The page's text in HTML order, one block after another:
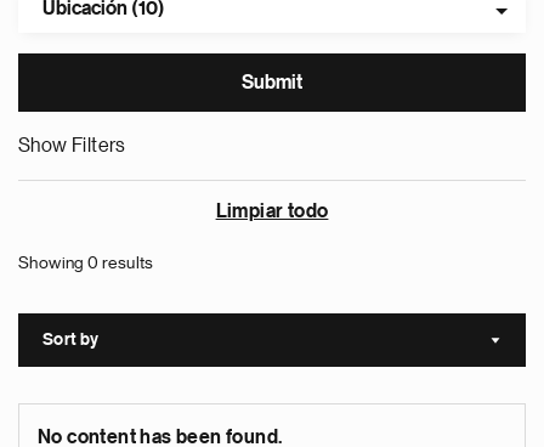
Ubicación (10)
Show Filters
Limpiar todo
Showing 0 results
Sort by Sort
No content has been found.